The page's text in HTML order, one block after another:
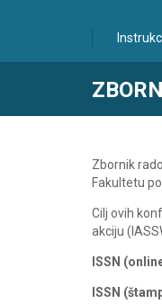
Zbornik
Fakultetu
Cilj ovih
akciju
ISSN
ISSN